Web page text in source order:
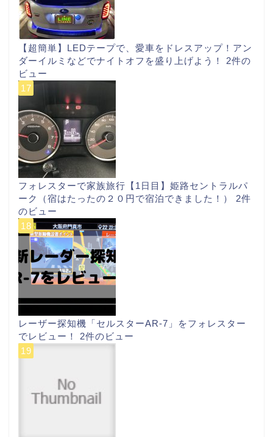
【超簡単】LEDテープで、愛車をドレスアップ！アン
ダーイルミなどでナイトオフを盛り上げよう！ 2件の
ビュー
フォレスターで家族旅行【1日目】姫路セントラルパ
ーク（宿はたったの２０円で宿泊できました！） 2件
のビュー
レーザー探知機「セルスターAR-7」をフォレスター
でレビュー！ 2件のビュー